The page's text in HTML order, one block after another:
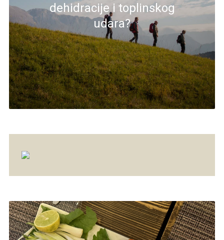
dehidracije i toplinskog
udara?